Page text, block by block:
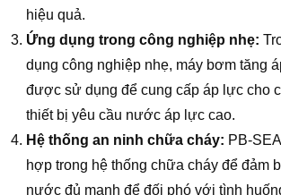
hiệu quả.
Ứng dụng trong công nghiệp nhẹ:
dụng công nghiệp nhẹ, máy bơm tăng
được sử dụng để cung cấp áp lực cho
thiết bị yêu cầu nước áp lực cao.
Hệ thống an ninh chữa cháy: PB-
hợp trong hệ thống chữa cháy để đảm
nước đủ mạnh để đối phó với tình